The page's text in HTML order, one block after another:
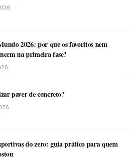
2026: por que os favoritos nem
na primeira fase?
paver de concreto?
do zero: guia prático para quem